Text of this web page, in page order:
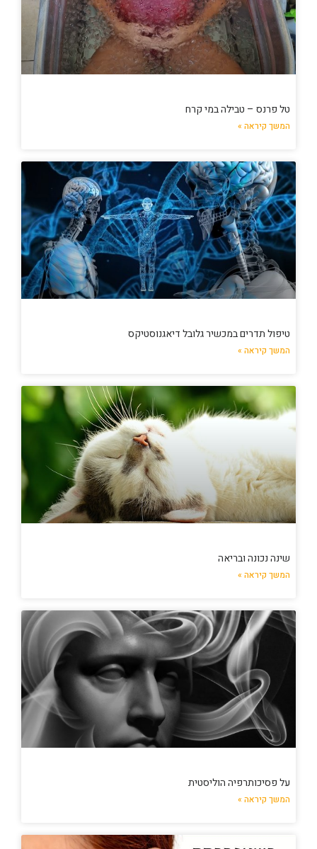
טל פרנס – טבילה במי קרח
המשך קיראה »
טיפול תדרים במכשיר גלובל דיאגנוסטיקס
המשך קיראה »
שינה נכונה ובריאה
המשך קיראה »
על פסיכותרפיה הוליסטית
המשך קיראה »